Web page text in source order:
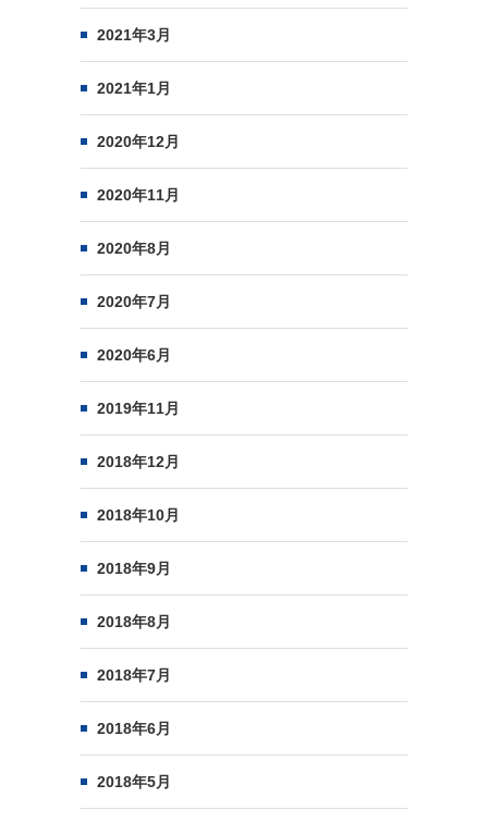
2021年3月
2021年1月
2020年12月
2020年11月
2020年8月
2020年7月
2020年6月
2019年11月
2018年12月
2018年10月
2018年9月
2018年8月
2018年7月
2018年6月
2018年5月